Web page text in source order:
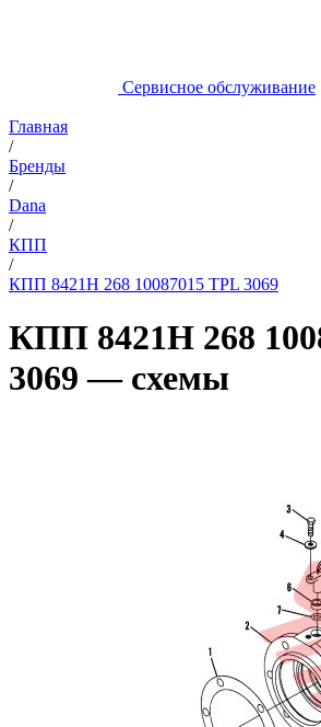
Сервисное обслуживание
Главная
/
Бренды
/
Dana
/
КПП
/
КПП 8421H 268 10087015 TPL 3069
КПП 8421H 268
3069 — схемы